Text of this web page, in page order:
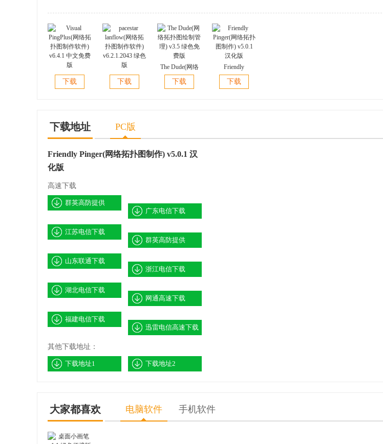
Visual
PingPlus(网络拓
下载
pacestar
lanflow(网络拓
下载
The Dude(网络
拓扑图绘制管
理) v3.5 绿色免
下载
Friendly
Pinger(网络拓扑
图制作) v5.0.1
下载
下载地址 PC版
Friendly Pinger(网络拓扑图制作) v5.0.1 汉
化版
高速下载
群英高防提供
广东电信下载
江苏电信下载
群英高防提供
山东联通下载
浙江电信下载
湖北电信下载
网通高速下载
福建电信下载
迅雷电信高速下载
其他下载地址：
下载地址1 下载地址2
大家都喜欢 电脑软件 手机软件